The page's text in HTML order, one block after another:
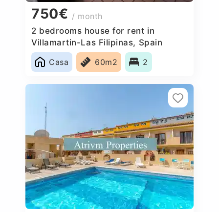
750€ / month
2 bedrooms house for rent in
Villamartin-Las Filipinas, Spain
Casa
60m2 2